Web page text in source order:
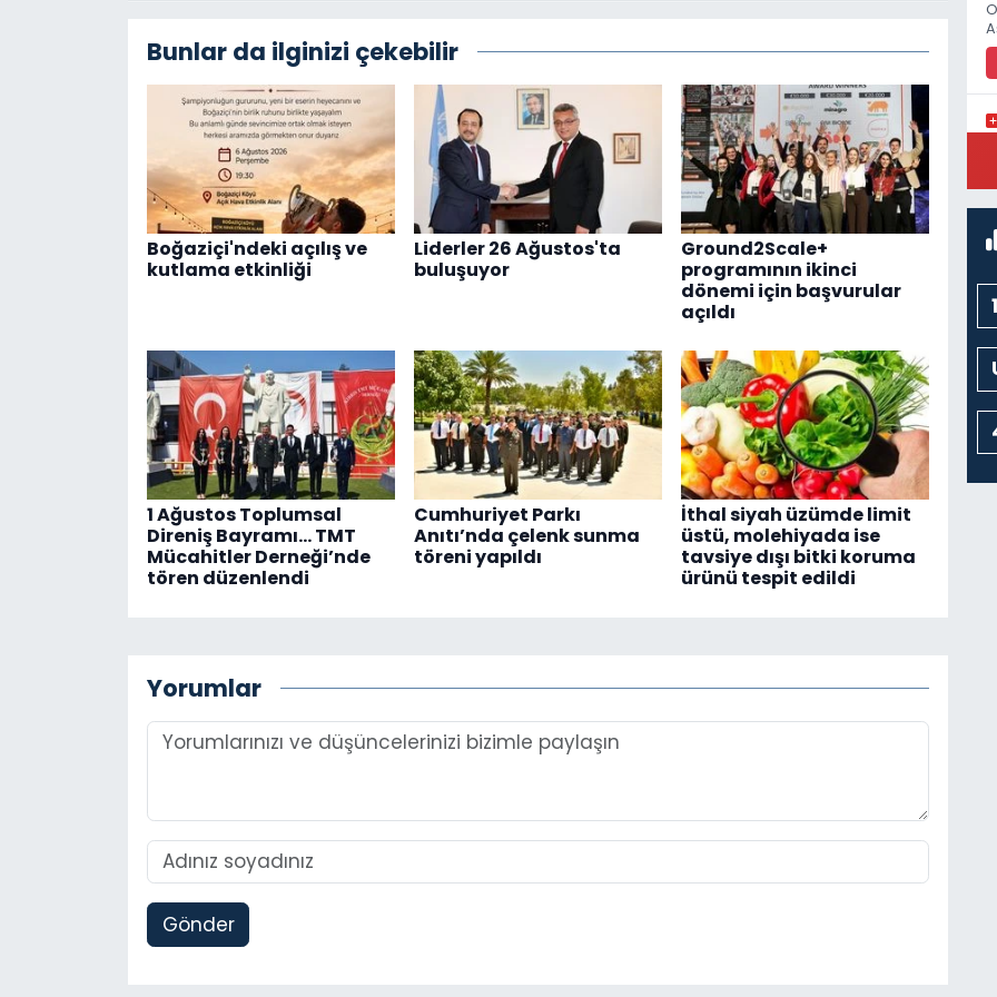
Bunlar da ilginizi çekebilir
Boğaziçi'ndeki açılış ve
kutlama etkinliği
Liderler 26 Ağustos'ta
buluşuyor
Ground2Scale+
programının ikinci
dönemi için başvurular
açıldı
1 Ağustos Toplumsal
Direniş Bayramı... TMT
Mücahitler Derneği’nde
tören düzenlendi
Cumhuriyet Parkı
Anıtı’nda çelenk sunma
töreni yapıldı
İthal siyah üzümde limit
üstü, molehiyada ise
tavsiye dışı bitki koruma
ürünü tespit edildi
Yorumlar
Gönder